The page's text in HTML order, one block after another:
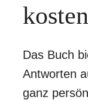
Das Buch
Antworten
ganz